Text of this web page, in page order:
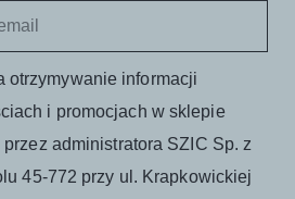
otrzymywanie informacji
i promocjach w sklepie
przez administratora SZIC Sp. z
45-772 przy ul. Krapkowickiej